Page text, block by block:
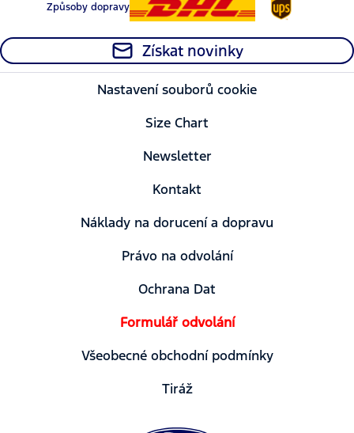
Způsoby dopravy
Získat novinky
Nastavení souborů cookie
Size Chart
Newsletter
Kontakt
Náklady na dorucení a dopravu
Právo na odvolání
Ochrana Dat
Formulář odvolání
Všeobecné obchodní podmínky
Tiráž